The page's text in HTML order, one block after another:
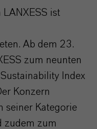
LANXESS ist
Ab dem 23.
zum neunten
Index
Konzern
seiner Kategorie
zudem zum